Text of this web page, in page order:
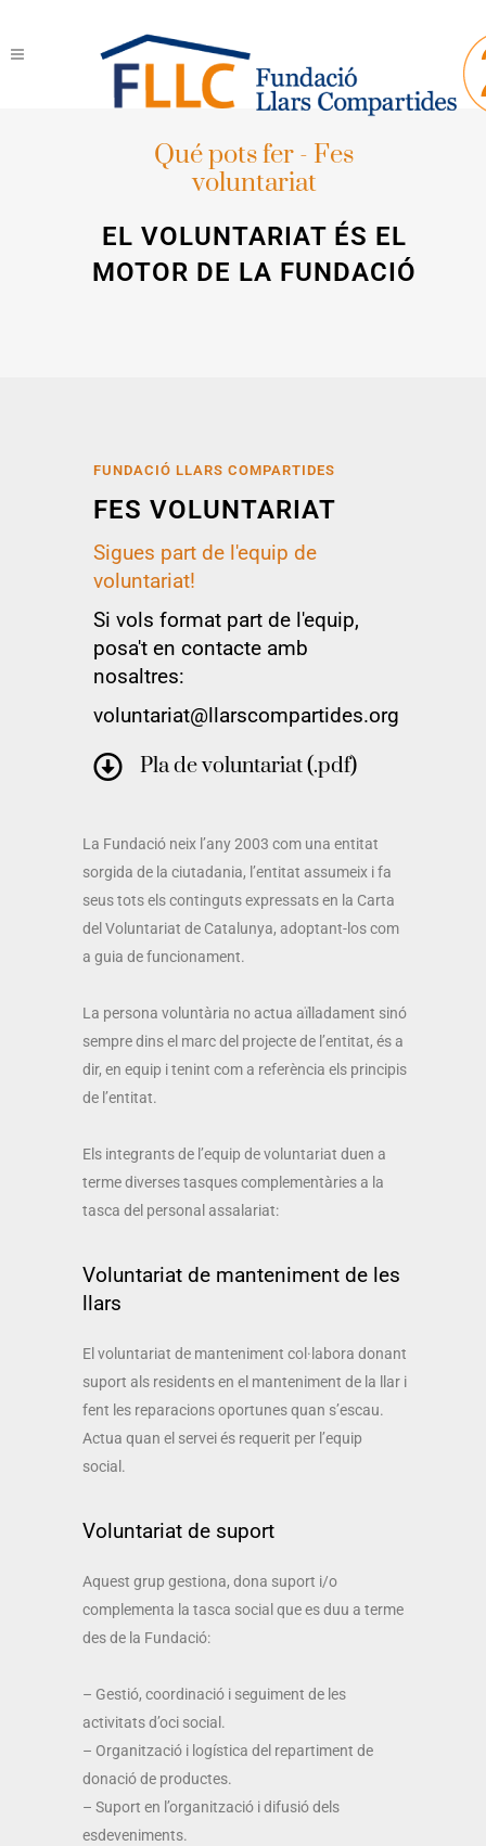
Qué pots fer - Fes
voluntariat
EL VOLUNTARIAT ÉS EL
MOTOR DE LA FUNDACIÓ
FUNDACIÓ LLARS COMPARTIDES
FES VOLUNTARIAT
Sigues part de l'equip de
voluntariat!
Si vols format part de l'equip,
posa't en contacte amb
nosaltres:
voluntariat@llarscompartides.org
Pla de voluntariat (.pdf)
La Fundació neix l’any 2003 com una entitat
sorgida de la ciutadania, l’entitat assumeix i fa
seus tots els continguts expressats en la Carta
del Voluntariat de Catalunya, adoptant-los com
a guia de funcionament.
La persona voluntària no actua aïlladament sinó
sempre dins el marc del projecte de l’entitat, és a
dir, en equip i tenint com a referència els principis
de l’entitat.
Els integrants de l’equip de voluntariat duen a
terme diverses tasques complementàries a la
tasca del personal assalariat:
Voluntariat de manteniment de les
llars
El voluntariat de manteniment col·labora donant
suport als residents en el manteniment de la llar i
fent les reparacions oportunes quan s’escau.
Actua quan el servei és requerit per l’equip
social.
Voluntariat de suport
Aquest grup gestiona, dona suport i/o
complementa la tasca social que es duu a terme
des de la Fundació:
– Gestió, coordinació i seguiment de les
activitats d’oci social.
– Organització i logística del repartiment de
donació de productes.
– Suport en l’organització i difusió dels
esdeveniments.